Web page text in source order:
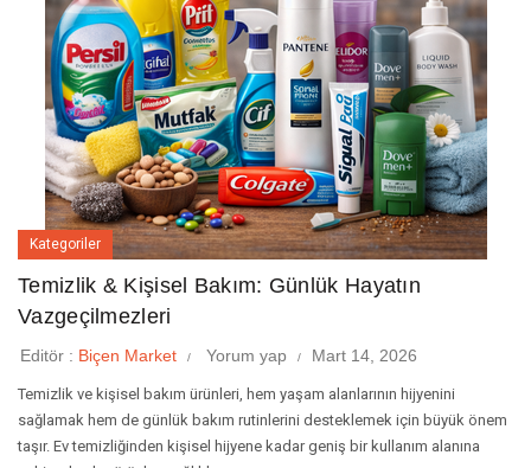
Kategoriler
Temizlik & Kişisel Bakım: Günlük Hayatın
Vazgeçilmezleri
Editör : Biçen Market Yorum yap Mart 14, 2026
Temizlik ve kişisel bakım ürünleri, hem yaşam alanlarının hijyenini
sağlamak hem de günlük bakım rutinlerini desteklemek için büyük önem
taşır. Ev temizliğinden kişisel hijyene kadar geniş bir kullanım alanına